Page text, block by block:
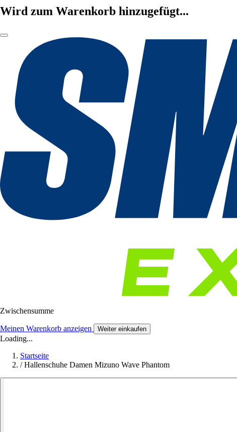
Wird zum Warenkorb hinzugefügt...
Zwischensumme
Meinen Warenkorb anzeigen Weiter einkaufen
Loading...
Startseite
/ Hallenschuhe Damen Mizuno Wave Phantom